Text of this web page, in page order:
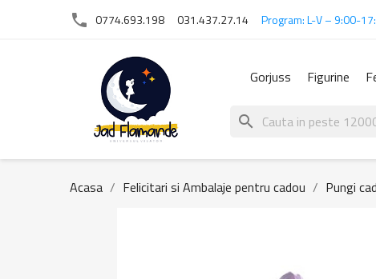
phone 0774.693.198 031.437.27.14 Program: L-V – 9:00-
Gorjuss Figurine
search
Acasa Felicitari si Ambalaje pentru cadou Pungi